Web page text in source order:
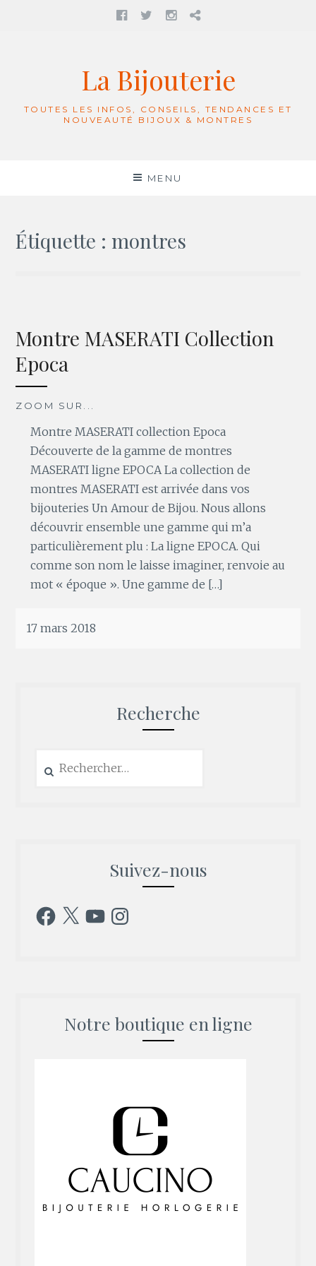
Facebook
twitterInstagram
Contact
La Bijouterie
TOUTES LES INFOS, CONSEILS, TENDANCES ET
NOUVEAUTÉ BIJOUX & MONTRES
MENU
Étiquette : montres
Montre MASERATI Collection
Epoca
ZOOM SUR...
Montre MASERATI collection Epoca
Découverte de la gamme de montres
MASERATI ligne EPOCA La collection de
montres MASERATI est arrivée dans vos
bijouteries Un Amour de Bijou. Nous allons
découvrir ensemble une gamme qui m’a
particulièrement plu : La ligne EPOCA. Qui
comme son nom le laisse imaginer, renvoie au
mot « époque ». Une gamme de […]
17 mars 2018
Recherche
Suivez-nous
Facebook
X YouTubeInstagram
Notre boutique en ligne